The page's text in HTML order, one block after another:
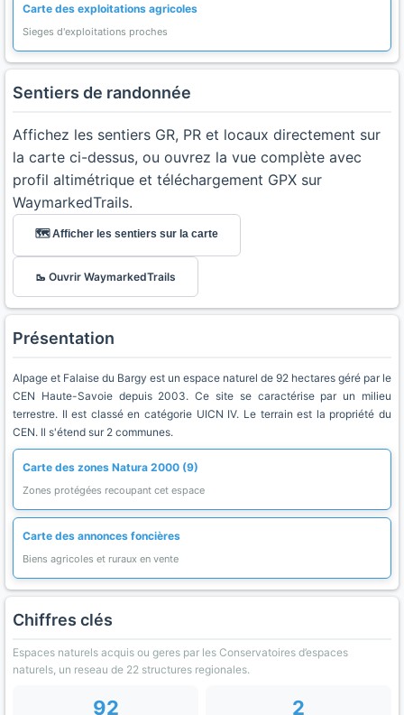
Carte des exploitations agricoles
Sieges d'exploitations proches
Sentiers de randonnée
Affichez les sentiers GR, PR et locaux directement sur
la carte ci-dessus, ou ouvrez la vue complète avec
profil altimétrique et téléchargement GPX sur
WaymarkedTrails.
🗺️ Afficher les sentiers sur la carte
🥾 Ouvrir WaymarkedTrails
Présentation
Alpage et Falaise du Bargy est un espace naturel de 92 hectares géré par le
CEN Haute-Savoie depuis 2003. Ce site se caractérise par un milieu
terrestre. Il est classé en catégorie UICN IV. Le terrain est la propriété du
CEN. Il s'étend sur 2 communes.
Carte des zones Natura 2000 (9)
Zones protégées recoupant cet espace
Carte des annonces foncières
Biens agricoles et ruraux en vente
Chiffres clés
Espaces naturels acquis ou geres par les Conservatoires d’espaces
naturels, un reseau de 22 structures regionales.
92 2